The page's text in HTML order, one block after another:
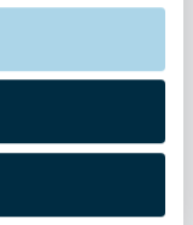
1370
schreiben